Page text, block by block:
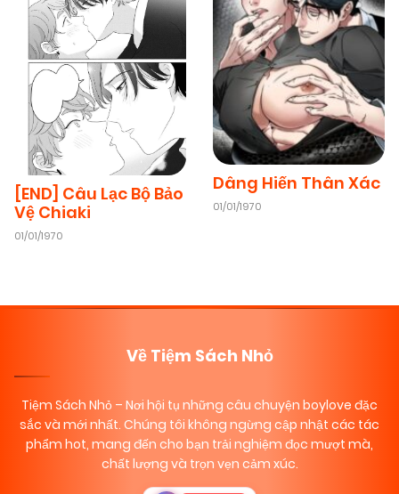
[END] Câu Lạc Bộ Bảo
Vệ Chiaki
01/01/1970
Dâng Hiến Thân Xác
01/01/1970
Về Tiệm Sách Nhỏ
Tiệm Sách Nhỏ – Nơi hội tụ những câu chuyện boylove đặc
sắc và mới nhất. Chúng tôi không ngừng cập nhật các tác
phẩm hot, mang đến cho bạn trải nghiệm đọc mượt mà,
chất lượng và trọn vẹn cảm xúc.